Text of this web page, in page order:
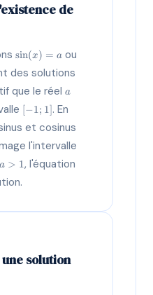
de
\sin(x)
= a
sin(x) = a ou
des solutions
que le réel a
a
[-1;
1]
[−1; 1]. En
et cosinus
l'intervalle
a
a > 1, l'équation
solution